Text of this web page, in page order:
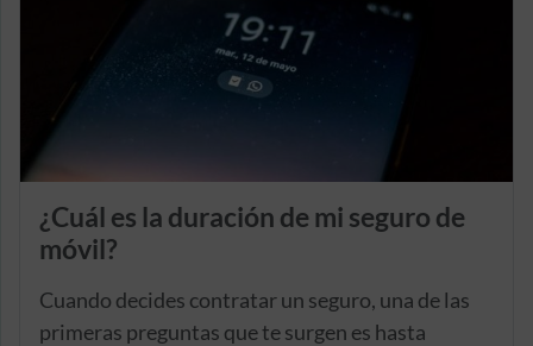
¿Cuál es la duración de mi seguro de
móvil?
Cuando decides contratar un seguro, una de las
primeras preguntas que te surgen es hasta